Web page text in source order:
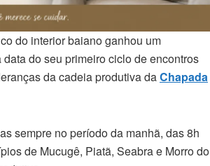
do interior baiano ganhou um
data do seu primeiro ciclo de encontros
da cadeia produtiva daChapada
sempre no período da manhã, das 8h
de Mucugê, Piatã, Seabra e Morro do